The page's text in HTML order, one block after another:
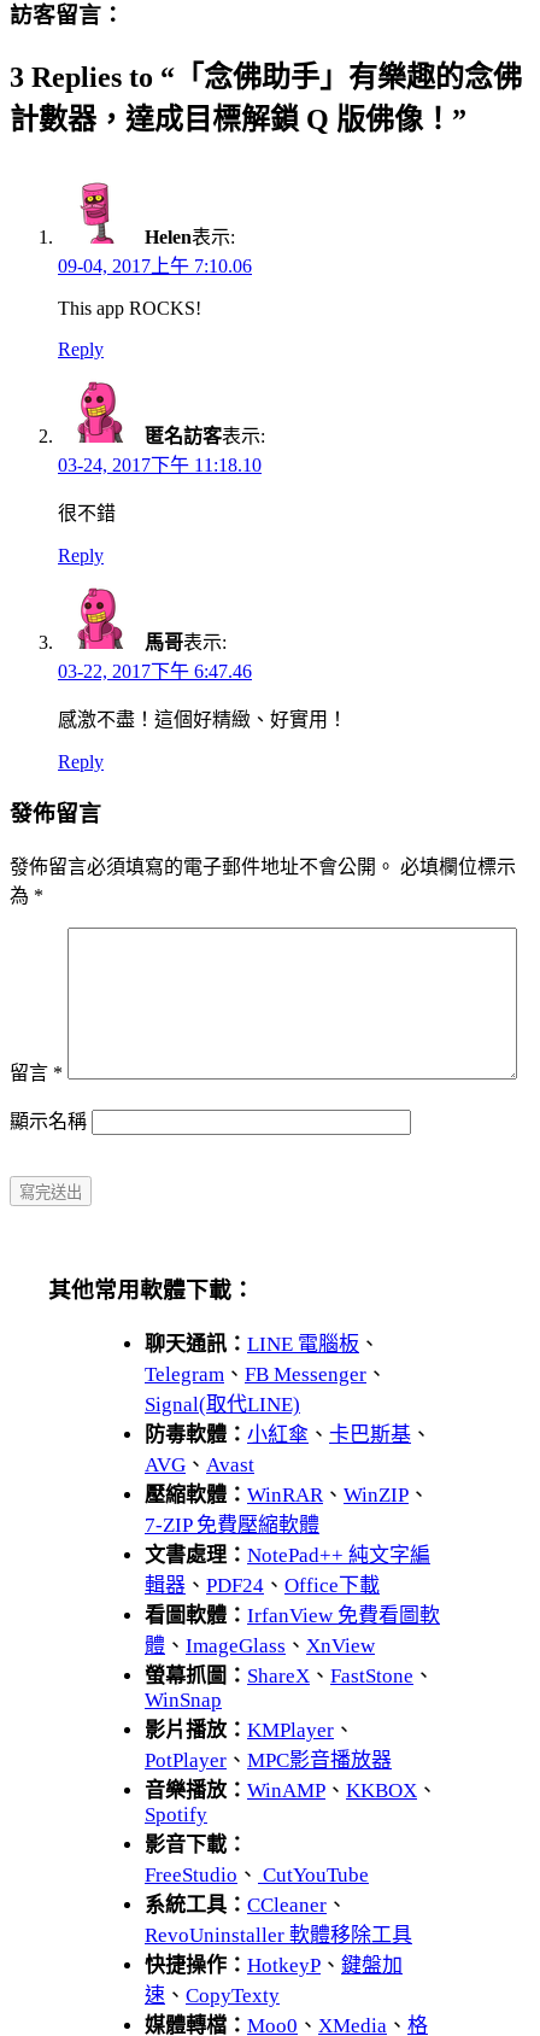
訪客留言：
3 Replies to “「念佛助手」有樂趣的念佛
計數器，達成目標解鎖 Q 版佛像！”
Helen表示:
09-04, 2017上午 7:10.06
This app ROCKS!
Reply
匿名訪客表示:
03-24, 2017下午 11:18.10
很不錯
Reply
馬哥表示:
03-22, 2017下午 6:47.46
感激不盡！這個好精緻、好實用！
Reply
發佈留言
發佈留言必須填寫的電子郵件地址不會公開。 必填欄位標示
為 *
留言 *
顯示名稱
其他常用軟體下載：
聊天通訊： LINE 電腦板 、
Telegram 、 FB Messenger 、
Signal(取代LINE)
防毒軟體： 小紅傘 、 卡巴斯基 、
AVG 、 Avast
壓縮軟體： WinRAR 、 WinZIP 、
7-ZIP 免費壓縮軟體
文書處理： NotePad++ 純文字編
輯器 、 PDF24 、 Office下載
看圖軟體： IrfanView 免費看圖軟
體 、 ImageGlass 、 XnView
螢幕抓圖： ShareX 、 FastStone 、
WinSnap
影片播放： KMPlayer 、
PotPlayer 、 MPC影音播放器
音樂播放： WinAMP 、 KKBOX 、
Spotify
影音下載：
FreeStudio 、 CutYouTube
系統工具： CCleaner 、
RevoUninstaller 軟體移除工具
快捷操作： HotkeyP 、 鍵盤加
速 、 CopyTexty
媒體轉檔： Moo0 、 XMedia 、 格